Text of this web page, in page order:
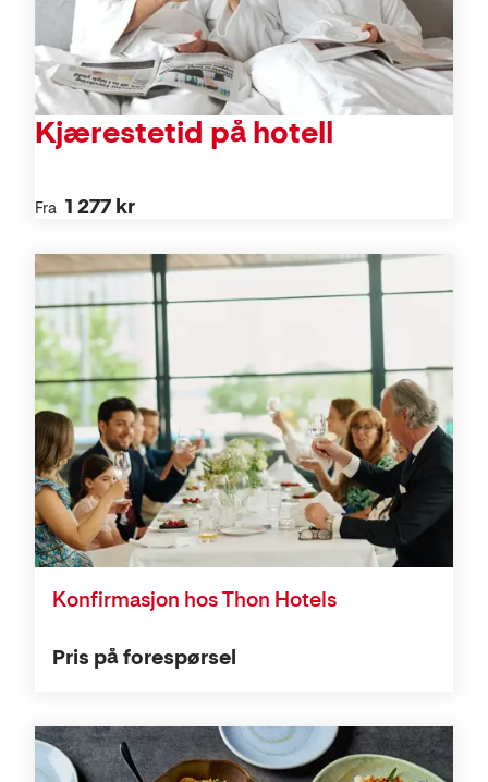
Kjærestetid på hotell
Fra 1 277 kr
Konfirmasjon hos Thon Hotels
Pris på forespørsel